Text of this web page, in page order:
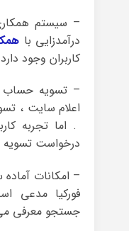
– سیستم
درآمدزایی با
کاربران وجود
– تسویه حساب
. اما تجربه
درخواست
– امکانات
فورکیا مدعی
جستجو معرفی